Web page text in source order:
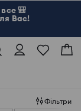
🎒
Вас!
Фільтри